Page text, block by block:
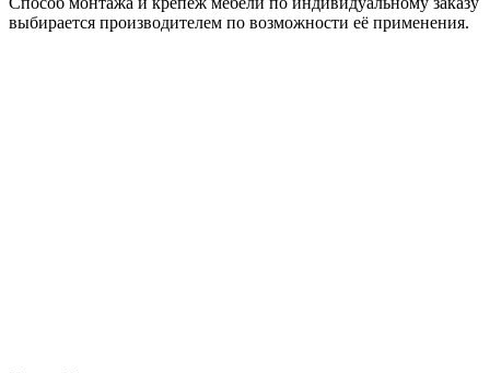
выбирается производителем по возможности её применения.